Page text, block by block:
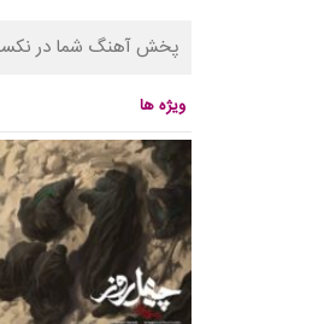
پخش آهنگ شما در
ویژه ها